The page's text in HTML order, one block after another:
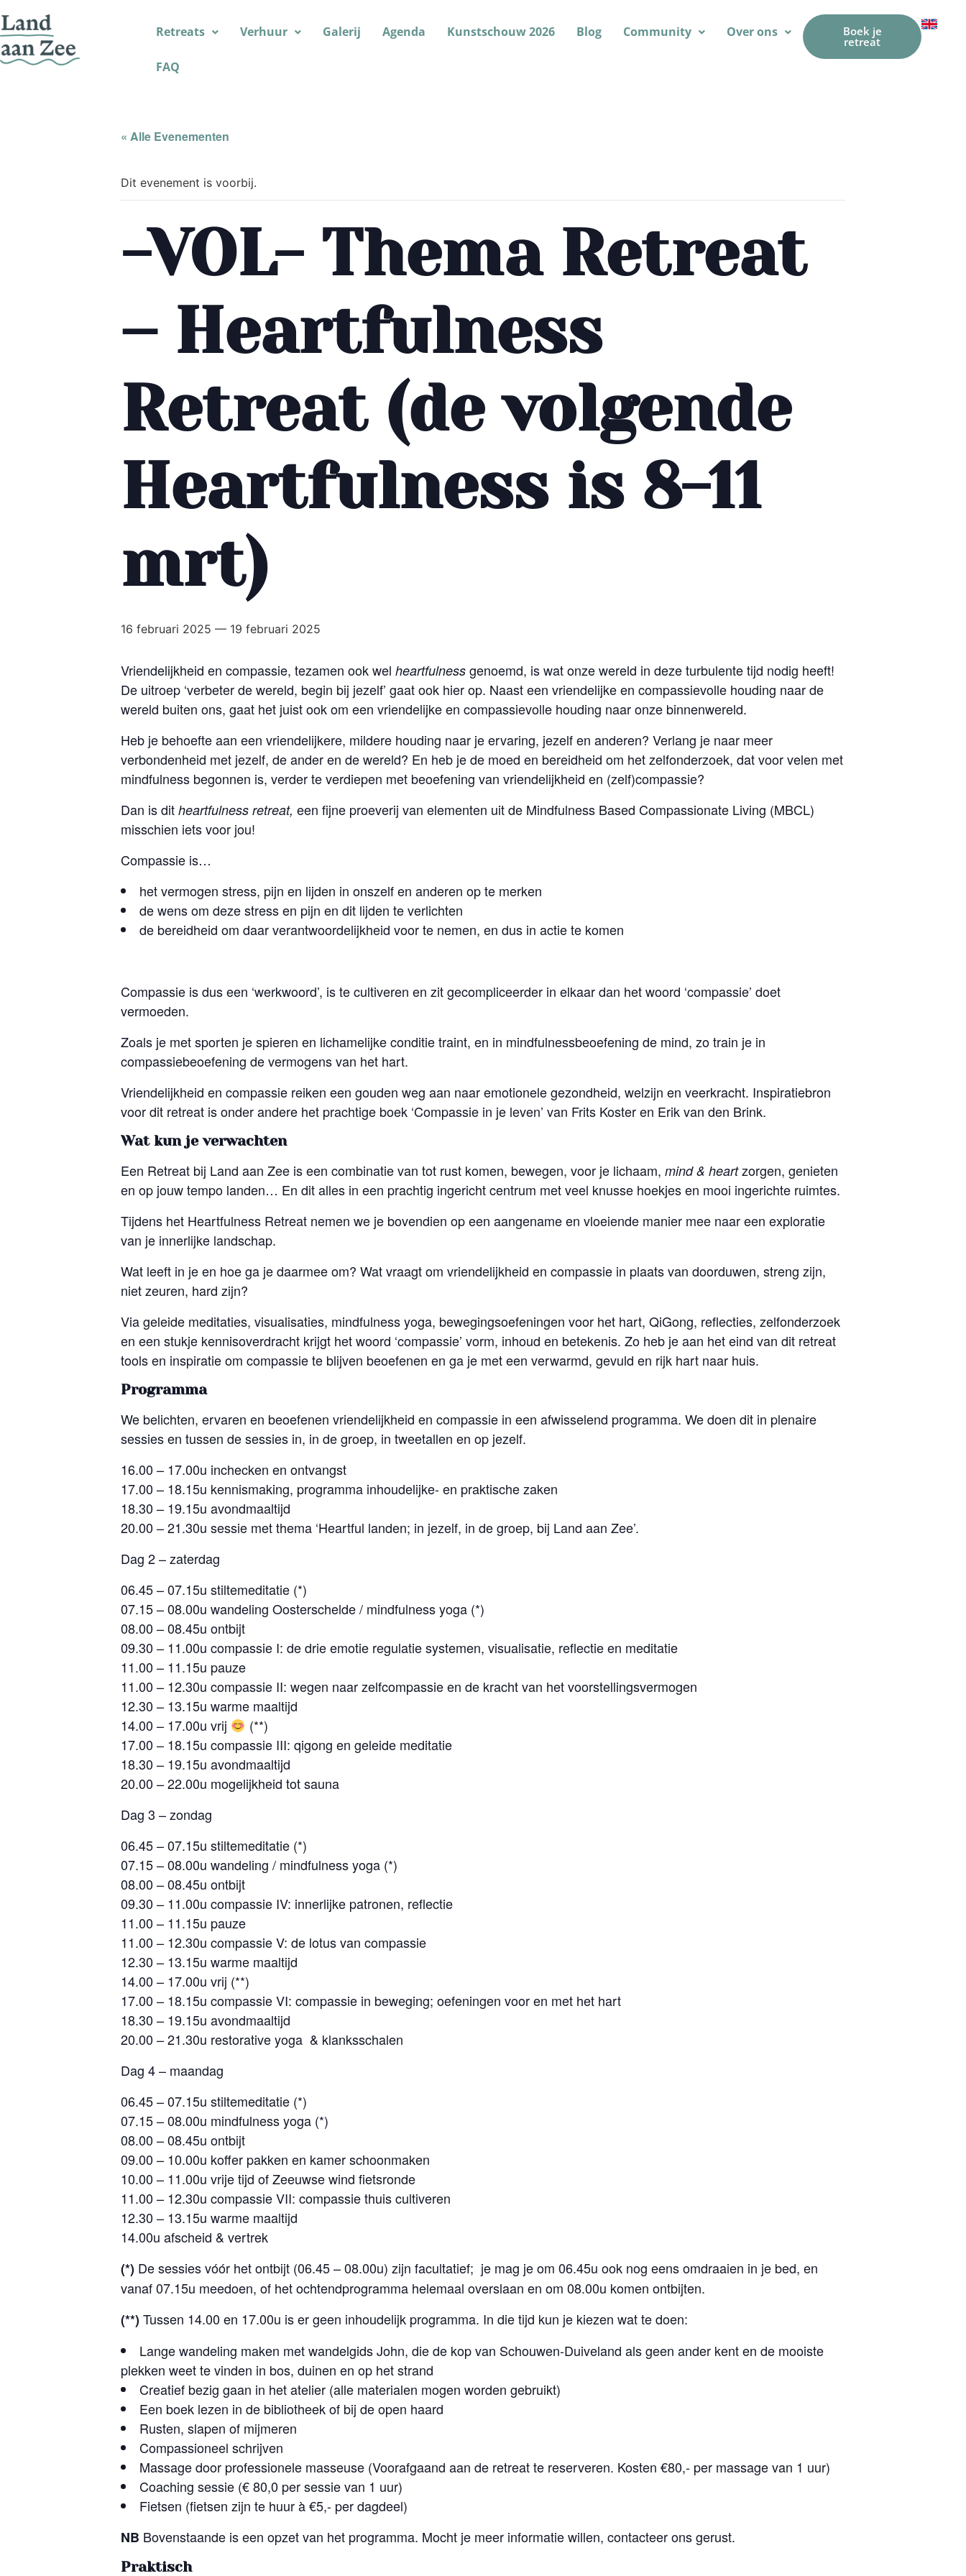
Retreats Verhuur Galerij Agenda Kunstschouw 2026 Blog Community Over ons
FAQ
Boek je
retreat
« Alle Evenementen
Dit evenement is voorbij.
-VOL- Thema Retreat
– Heartfulness
Retreat (de volgende
Heartfulness is 8-11
mrt)
16 februari 2025 — 19 februari 2025
Vriendelijkheid en compassie, tezamen ook wel heartfulness genoemd, is wat onze wereld in deze turbulente tijd nodig heeft!
De uitroep ‘verbeter de wereld, begin bij jezelf’ gaat ook hier op. Naast een vriendelijke en compassievolle houding naar de
wereld buiten ons, gaat het juist ook om een vriendelijke en compassievolle houding naar onze binnenwereld.
Heb je behoefte aan een vriendelijkere, mildere houding naar je ervaring, jezelf en anderen? Verlang je naar meer
verbondenheid met jezelf, de ander en de wereld? En heb je de moed en bereidheid om het zelfonderzoek, dat voor velen met
mindfulness begonnen is, verder te verdiepen met beoefening van vriendelijkheid en (zelf)compassie?
Dan is dit heartfulness retreat, een fijne proeverij van elementen uit de Mindfulness Based Compassionate Living (MBCL)
misschien iets voor jou!
Compassie is…
het vermogen stress, pijn en lijden in onszelf en anderen op te merken
de wens om deze stress en pijn en dit lijden te verlichten
de bereidheid om daar verantwoordelijkheid voor te nemen, en dus in actie te komen
Compassie is dus een ‘werkwoord’, is te cultiveren en zit gecompliceerder in elkaar dan het woord ‘compassie’ doet
vermoeden.
Zoals je met sporten je spieren en lichamelijke conditie traint, en in mindfulnessbeoefening de mind, zo train je in
compassiebeoefening de vermogens van het hart.
Vriendelijkheid en compassie reiken een gouden weg aan naar emotionele gezondheid, welzijn en veerkracht. Inspiratiebron
voor dit retreat is onder andere het prachtige boek ‘Compassie in je leven’ van Frits Koster en Erik van den Brink.
Wat kun je verwachten
Een Retreat bij Land aan Zee is een combinatie van tot rust komen, bewegen, voor je lichaam, mind & heartzorgen, genieten
en op jouw tempo landen… En dit alles in een prachtig ingericht centrum met veel knusse hoekjes en mooi ingerichte ruimtes.
Tijdens het Heartfulness Retreat nemen we je bovendien op een aangename en vloeiende manier mee naar een exploratie
van je innerlijke landschap.
Wat leeft in je en hoe ga je daarmee om? Wat vraagt om vriendelijkheid en compassie in plaats van doorduwen, streng zijn,
niet zeuren, hard zijn?
Via geleide meditaties, visualisaties, mindfulness yoga, bewegingsoefeningen voor het hart, QiGong, reflecties, zelfonderzoek
en een stukje kennisoverdracht krijgt het woord ‘compassie’ vorm, inhoud en betekenis. Zo heb je aan het eind van dit retreat
tools en inspiratie om compassie te blijven beoefenen en ga je met een verwarmd, gevuld en rijk hart naar huis.
Programma
We belichten, ervaren en beoefenen vriendelijkheid en compassie in een afwisselend programma. We doen dit in plenaire
sessies en tussen de sessies in, in de groep, in tweetallen en op jezelf.
16.00 – 17.00u inchecken en ontvangst
17.00 – 18.15u kennismaking, programma inhoudelijke- en praktische zaken
18.30 – 19.15u avondmaaltijd
20.00 – 21.30u sessie met thema ‘Heartful landen; in jezelf, in de groep, bij Land aan Zee’.
Dag 2 – zaterdag
06.45 – 07.15u stiltemeditatie (*)
07.15 – 08.00u wandeling Oosterschelde / mindfulness yoga (*)
08.00 – 08.45u ontbijt
09.30 – 11.00u compassie I: de drie emotie regulatie systemen, visualisatie, reflectie en meditatie
11.00 – 11.15u pauze
11.00 – 12.30u compassie II: wegen naar zelfcompassie en de kracht van het voorstellingsvermogen
12.30 – 13.15u warme maaltijd
14.00 – 17.00u vrij
(**)
17.00 – 18.15u compassie III: qigong en geleide meditatie
18.30 – 19.15u avondmaaltijd
20.00 – 22.00u mogelijkheid tot sauna
Dag 3 – zondag
06.45 – 07.15u stiltemeditatie (*)
07.15 – 08.00u wandeling / mindfulness yoga (*)
08.00 – 08.45u ontbijt
09.30 – 11.00u compassie IV: innerlijke patronen, reflectie
11.00 – 11.15u pauze
11.00 – 12.30u compassie V: de lotus van compassie
12.30 – 13.15u warme maaltijd
14.00 – 17.00u vrij (**)
17.00 – 18.15u compassie VI: compassie in beweging; oefeningen voor en met het hart
18.30 – 19.15u avondmaaltijd
20.00 – 21.30u restorative yoga & klanksschalen
Dag 4 – maandag
06.45 – 07.15u stiltemeditatie (*)
07.15 – 08.00u mindfulness yoga (*)
08.00 – 08.45u ontbijt
09.00 – 10.00u koffer pakken en kamer schoonmaken
10.00 – 11.00u vrije tijd of Zeeuwse wind fietsronde
11.00 – 12.30u compassie VII: compassie thuis cultiveren
12.30 – 13.15u warme maaltijd
14.00u afscheid & vertrek
(*) De sessies vóór het ontbijt (06.45 – 08.00u) zijn facultatief; je mag je om 06.45u ook nog eens omdraaien in je bed, en
vanaf 07.15u meedoen, of het ochtendprogramma helemaal overslaan en om 08.00u komen ontbijten.
(**)Tussen 14.00 en 17.00u is er geen inhoudelijk programma. In die tijd kun je kiezen wat te doen:
Lange wandeling maken met wandelgids John, die de kop van Schouwen-Duiveland als geen ander kent en de mooiste
plekken weet te vinden in bos, duinen en op het strand
Creatief bezig gaan in het atelier (alle materialen mogen worden gebruikt)
Een boek lezen in de bibliotheek of bij de open haard
Rusten, slapen of mijmeren
Compassioneel schrijven
Massage door professionele masseuse (Voorafgaand aan de retreat te reserveren. Kosten €80,- per massage van 1 uur)
Coaching sessie (€ 80,0 per sessie van 1 uur)
Fietsen (fietsen zijn te huur à €5,- per dagdeel)
NB Bovenstaande is een opzet van het programma. Mocht je meer informatie willen, contacteer ons gerust.
Praktisch